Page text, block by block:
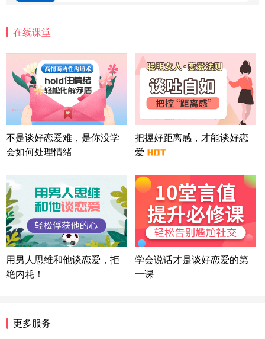
情感方案
北京-朝阳 151****3189
22分钟前
微信用户 巧?媚儿 通过此页面咨询，已获得专属情感
方案
上海-浦东 177****9074
56分钟前
微信用户 Liberty 通过此页面咨询，已获得专属情感
方案
广东-广州 188****5632
湖北-武汉 135****7410
41分钟前
微信用户 困困魚? 通过此页面咨询，已获得专属情感
方案
陕西-西安 139****6283
3分钟前
情感方案
浙江-宁波 150****8921
在线课堂
不是谈好恋爱难，是你没学
会如何处理情绪
把握好距离感，才能谈好恋
爱
用男人思维和他谈恋爱，拒
绝内耗！
学会说话才是谈好恋爱的第
一课
更多服务